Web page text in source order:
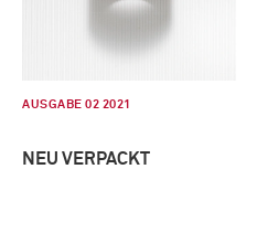
AUSGABE 02 2021
NEU VERPACKT